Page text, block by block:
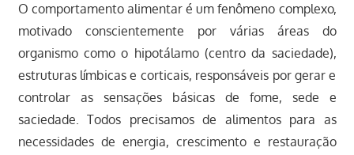
O comportamento alimentar é um fenômeno complexo,
motivado conscientemente por várias áreas do
organismo como o hipotálamo (centro da saciedade),
estruturas límbicas e corticais, responsáveis por gerar e
controlar as sensações básicas de fome, sede e
saciedade. Todos precisamos de alimentos para as
necessidades de energia, crescimento e restauração